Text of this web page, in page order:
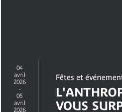
04
avril
2026
-
05
avril
2026
Fêtes et
VOUS